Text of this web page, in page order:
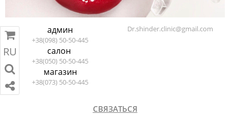
админ
+38(098) 50-50-445
салон
+38(050) 50-50-445
магазин
+38(073) 50-50-445
Dr.shinder.clinic@gmail.com
СВЯЗАТЬСЯ
ПЕРЕЙТИ В КОРЗИНУ
RU EN